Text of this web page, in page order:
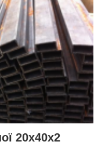
20х40х2